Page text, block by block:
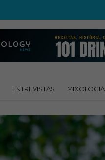
ENTREVISTAS MIXOLOGIA